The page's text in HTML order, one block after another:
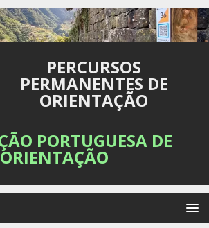
PERCURSOS
PERMANENTES DE
ORIENTAÇÃO
PORTUGUESA DE
ORIENTAÇÃO